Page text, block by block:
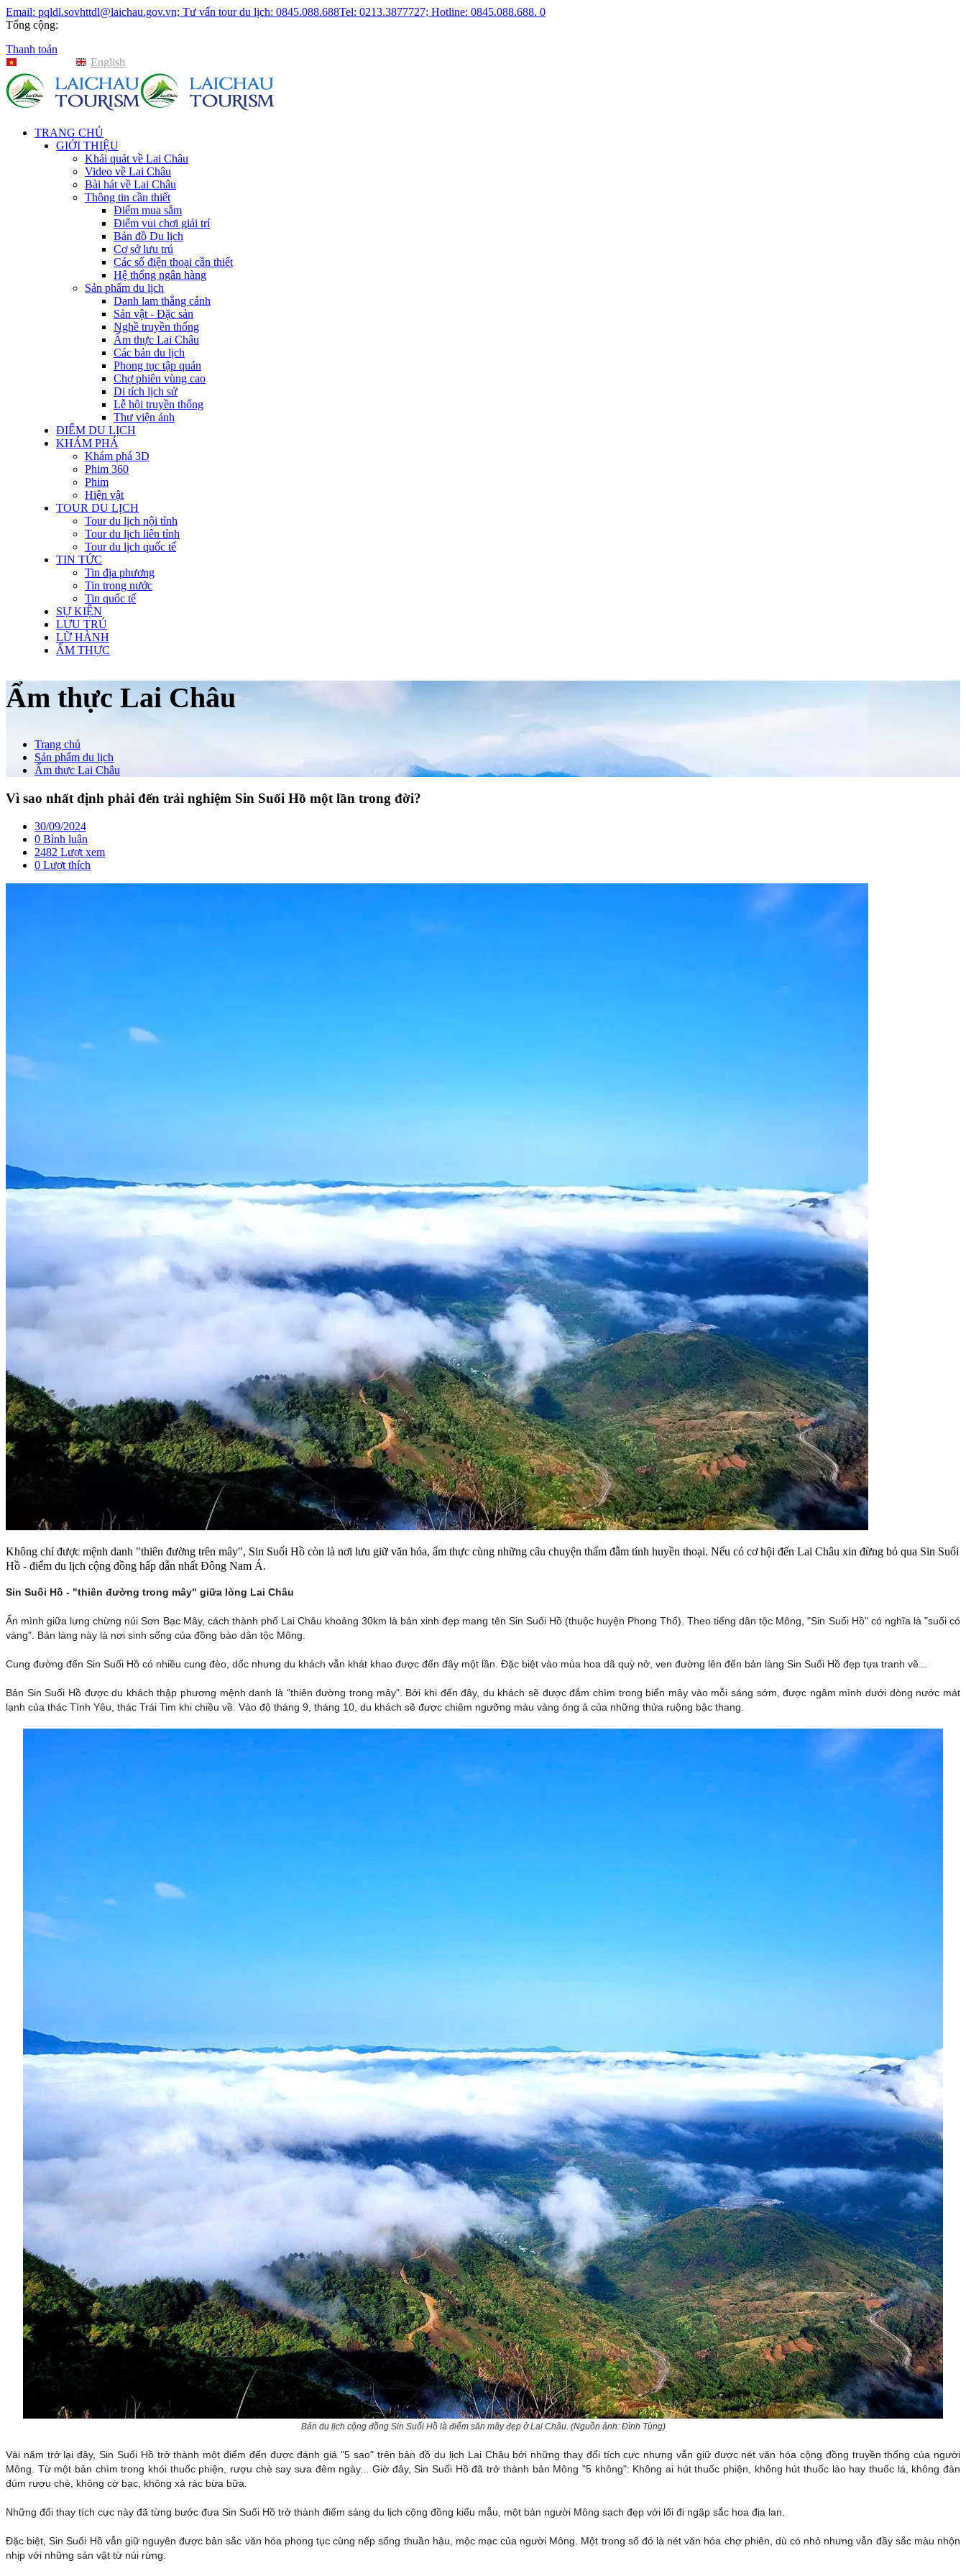
Email: pqldl.sovhttdl@laichau.gov.vn; Tư vấn tour du lịch: 0845.088.688Tel: 0213.3877727; Hotline: 0845.088.688. 0
Tổng cộng:
Thanh toán
English
TRANG CHỦ
GIỚI THIỆU
Khái quát về Lai Châu
Video về Lai Châu
Bài hát về Lai Châu
Thông tin cần thiết
Điểm mua sắm
Điểm vui chơi giải trí
Bản đồ Du lịch
Cơ sở lưu trú
Các số điện thoại cần thiết
Hệ thống ngân hàng
Sản phẩm du lịch
Danh lam thắng cảnh
Sản vật - Đặc sản
Nghề truyền thống
Ẩm thực Lai Châu
Các bản du lịch
Phong tục tập quán
Chợ phiên vùng cao
Di tích lịch sử
Lễ hội truyền thống
Thư viện ảnh
ĐIỂM DU LỊCH
KHÁM PHÁ
Khám phá 3D
Phim 360
Phim
Hiện vật
TOUR DU LỊCH
Tour du lịch nội tỉnh
Tour du lịch liên tỉnh
Tour du lịch quốc tế
TIN TỨC
Tin địa phương
Tin trong nước
Tin quốc tế
SỰ KIỆN
LƯU TRÚ
LỮ HÀNH
ẨM THỰC
Ẩm thực Lai Châu
Trang chủ
Sản phẩm du lịch
Ẩm thực Lai Châu
Vì sao nhất định phải đến trải nghiệm Sin Suối Hồ một lần trong đời?
30/09/2024
0 Bình luận
2482 Lượt xem
0 Lượt thích
Không chỉ được mệnh danh "thiên đường trên mây", Sin Suối Hồ còn là nơi lưu giữ văn hóa, ẩm thực cùng những câu chuyện thấm đẫm tính huyền thoại. Nếu có cơ hội đến Lai Châu xin đừng bỏ qua Sin Suối
Hồ - điểm du lịch cộng đồng hấp dẫn nhất Đông Nam Á.
Sin Suối Hồ - "thiên đường trong mây" giữa lòng Lai Châu
Ẩn mình giữa lưng chừng núi Sơn Bạc Mây, cách thành phố Lai Châu khoảng 30km là bản xinh đẹp mang tên Sin Suối Hồ (thuộc huyện Phong Thổ). Theo tiếng dân tộc Mông, "Sin Suối Hồ" có nghĩa là "suối có
vàng". Bản làng này là nơi sinh sống của đồng bào dân tộc Mông.
Cung đường đến Sin Suối Hồ có nhiều cung đèo, dốc nhưng du khách vẫn khát khao được đến đây một lần. Đặc biệt vào mùa hoa dã quỳ nở, ven đường lên đến bản làng Sin Suối Hồ đẹp tựa tranh vẽ...
Bản Sin Suối Hồ được du khách thập phương mệnh danh là "thiên đường trong mây". Bởi khi đến đây, du khách sẽ được đắm chìm trong biển mây vào mỗi sáng sớm, được ngâm mình dưới dòng nước mát
lạnh của thác Tình Yêu, thác Trái Tim khi chiều về. Vào độ tháng 9, tháng 10, du khách sẽ được chiêm ngưỡng màu vàng óng ả của những thửa ruộng bậc thang.
Bản du lịch cộng đồng Sin Suối Hồ là điểm săn mây đẹp ở Lai Châu. (Nguồn ảnh: Đình Tùng)
Vài năm trở lại đây, Sin Suối Hồ trở thành một điểm đến được đánh giá "5 sao" trên bản đồ du lịch Lai Châu bởi những thay đổi tích cực nhưng vẫn giữ được nét văn hóa cộng đồng truyền thống của người
Mông. Từ một bản chìm trong khói thuốc phiện, rượu chè say sưa đêm ngày... Giờ đây, Sin Suối Hồ đã trở thành bản Mông "5 không": Không ai hút thuốc phiện, không hút thuốc lào hay thuốc lá, không đàn
đúm rượu chè, không cờ bạc, không xả rác bừa bữa.
Những đổi thay tích cực này đã từng bước đưa Sin Suối Hồ trở thành điểm sáng du lịch cộng đồng kiểu mẫu, một bản người Mông sạch đẹp với lối đi ngập sắc hoa địa lan.
Đặc biệt, Sin Suối Hồ vẫn giữ nguyên được bản sắc văn hóa phong tục cùng nếp sống thuần hậu, mộc mạc của người Mông. Một trong số đó là nét văn hóa chợ phiên, dù có nhỏ nhưng vẫn đầy sắc màu nhộn
nhịp với những sản vật từ núi rừng.